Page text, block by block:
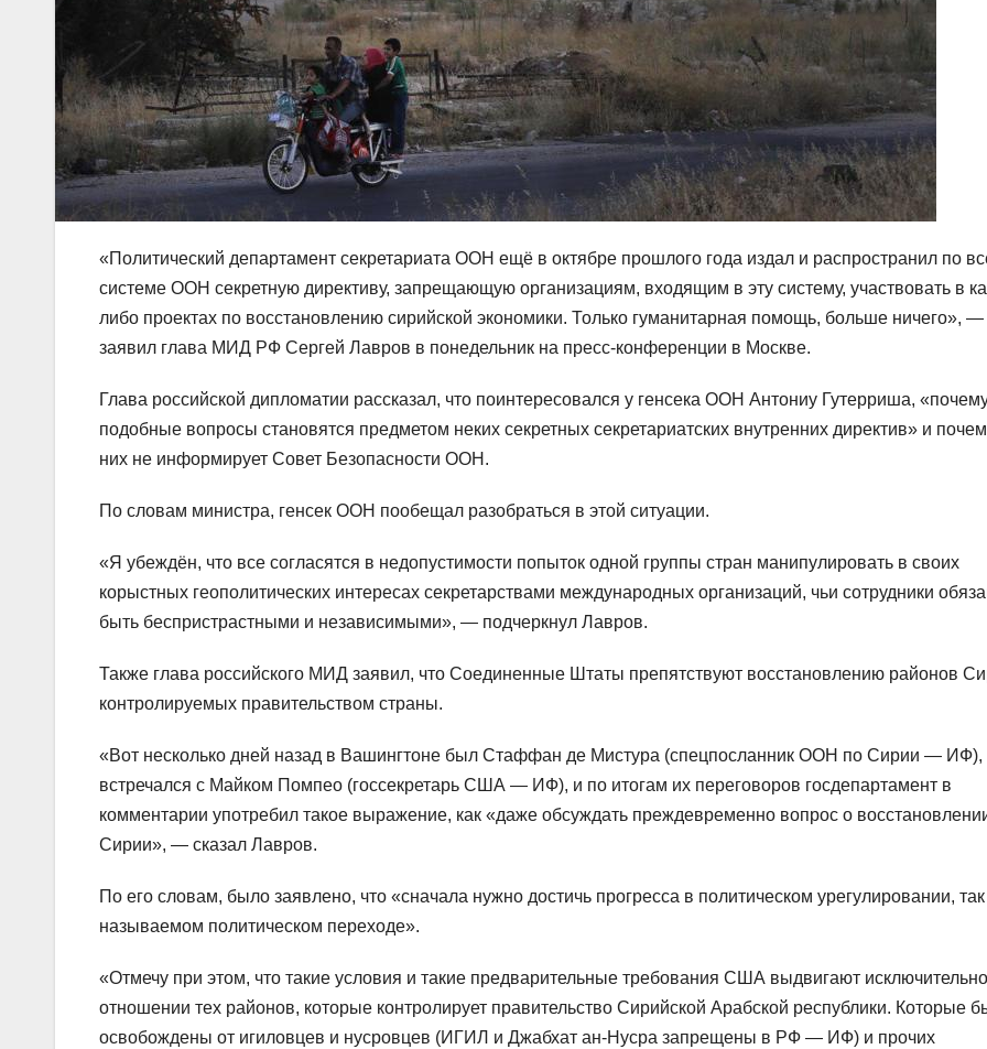
«Политический департамент секретариата ООН ещё в октябре прошлого года издал и распространил по
системе ООН секретную директиву, запрещающую организациям, входящим в эту систему, участвовать в
либо проектах по восстановлению сирийской экономики. Только гуманитарная помощь, больше ничего», —
заявил глава МИД РФ Сергей Лавров в понедельник на пресс-конференции в Москве.
Глава российской дипломатии рассказал, что поинтересовался у генсека ООН Антониу Гутерриша,
подобные вопросы становятся предметом неких секретных секретариатских внутренних директив» и
них не информирует Совет Безопасности ООН.
По словам министра, генсек ООН пообещал разобраться в этой ситуации.
«Я убеждён, что все согласятся в недопустимости попыток одной группы стран манипулировать в своих
корыстных геополитических интересах секретарствами международных организаций, чьи сотрудники
быть беспристрастными и независимыми», — подчеркнул Лавров.
Также глава российского МИД заявил, что Соединенные Штаты препятствуют восстановлению районов
контролируемых правительством страны.
«Вот несколько дней назад в Вашингтоне был Стаффан де Мистура (спецпосланник ООН по Сирии — ИФ),
встречался с Майком Помпео (госсекретарь США — ИФ), и по итогам их переговоров госдепартамент в
комментарии употребил такое выражение, как «даже обсуждать преждевременно вопрос о
Сирии», — сказал Лавров.
По его словам, было заявлено, что «сначала нужно достичь прогресса в политическом урегулировании, так
называемом политическом переходе».
«Отмечу при этом, что такие условия и такие предварительные требования США выдвигают
отношении тех районов, которые контролирует правительство Сирийской Арабской республики. Которые
освобождены от игиловцев и нусровцев (ИГИЛ и Джабхат ан-Нусра запрещены в РФ — ИФ) и прочих